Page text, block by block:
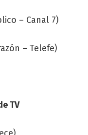
– Canal 7)
– Telefe)
TV